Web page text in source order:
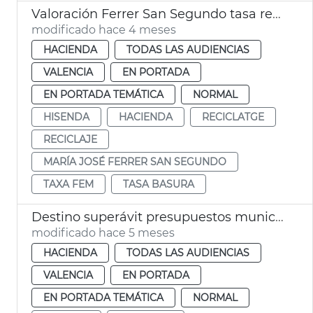
Valoración Ferrer San Segundo tasa recogida basura
modificado hace 4 meses
HACIENDA
TODAS LAS AUDIENCIAS
VALENCIA
EN PORTADA
EN PORTADA TEMÁTICA
NORMAL
HISENDA
HACIENDA
RECICLATGE
RECICLAJE
MARÍA JOSÉ FERRER SAN SEGUNDO
TAXA FEM
TASA BASURA
Destino superávit presupuestos municipales 2025 València
modificado hace 5 meses
HACIENDA
TODAS LAS AUDIENCIAS
VALENCIA
EN PORTADA
EN PORTADA TEMÁTICA
NORMAL